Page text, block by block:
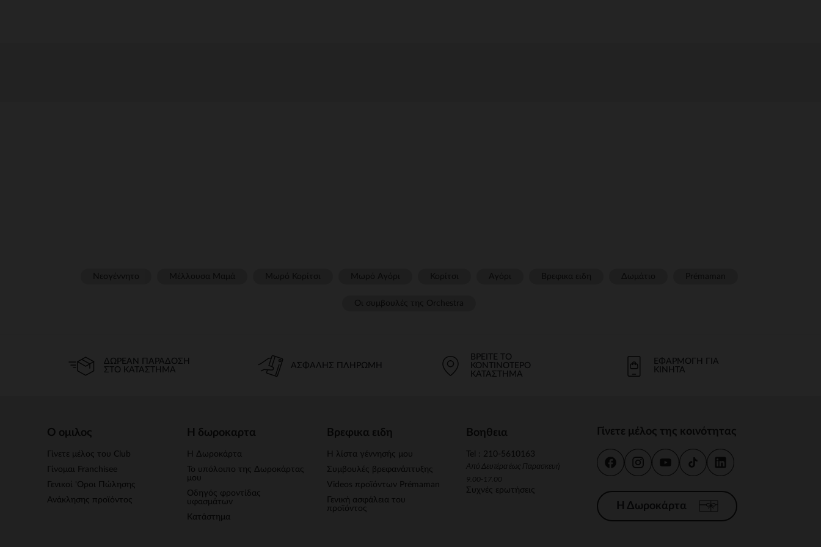
ΔΩΡΕΆΝ ΠΑΡΆΔΟΣΗ
ΣΤΟ ΚΑΤΆΣΤΗΜΑ
ΑΣΦΑΛΉΣ ΠΛΗΡΩΜΉ
ΒΡΕΊΤΕ ΤΟ
ΚΟΝΤΙΝΌΤΕΡΟ
ΚΑΤΆΣΤΗΜΑ
ΕΦΑΡΜΟΓΉ ΓΙΑ
ΚΙΝΗΤΆ
Ο ομιλος
Γίνετε μέλος του Club
Γίνομαι Franchisee
Γενικοί 'Οροι Πώλησης
Ανάκλησης προϊόντος
Η δωροκαρτα
Η Δωροκάρτα
Το υπόλοιπο της Δωροκάρτας
μου
Οδηγός φροντίδας
υφασμάτων
Κατάστημα
Βρεφικα ειδη
Η λίστα γέννησής μου
Συμβουλές βρεφανάπτυξης
Videos προϊόντων Prémaman
Γενική ασφάλεια του
προϊόντος
Βοηθεια
Tel : 210-5610163
Από Δευτέρα έως Παρασκευή
9.00-17.00
Συχνές ερωτήσεις
Γίνετε μέλος της κοινότητας
Η Δωροκάρτα